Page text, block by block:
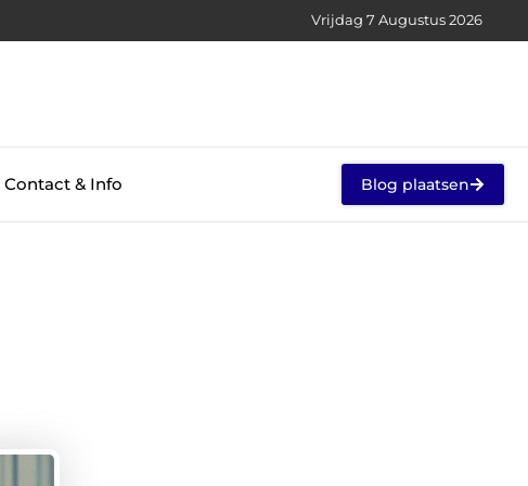
Vrijdag 7 Augustus 2026
Contact & Info Blog plaatsen